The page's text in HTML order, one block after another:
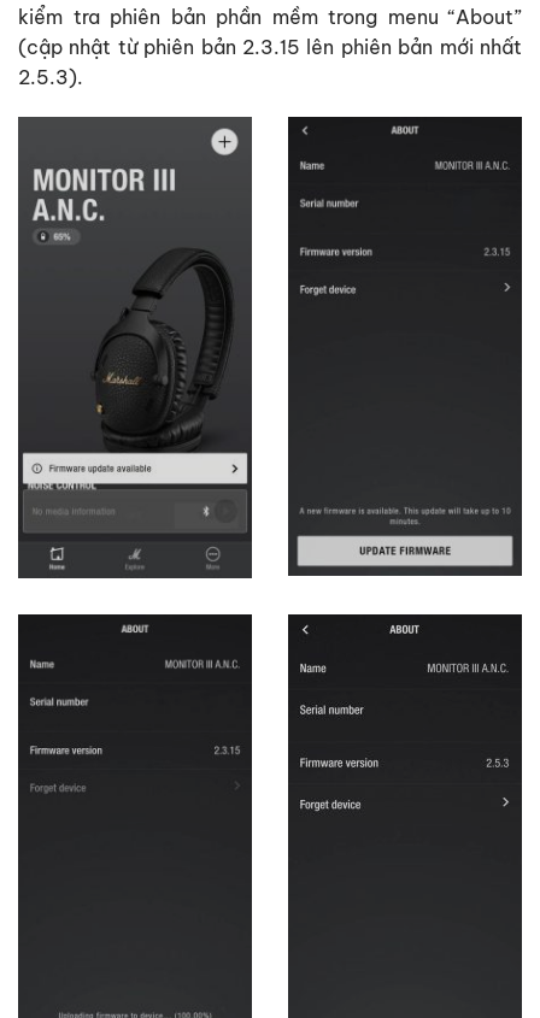
kiểm tra phiên bản phần mềm trong menu “About”
(cập nhật từ phiên bản 2.3.15 lên phiên bản mới nhất
2.5.3).